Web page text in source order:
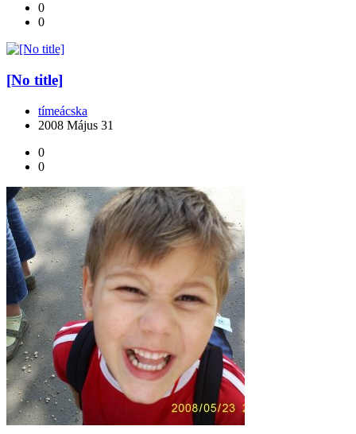
0
0
[No title]
tímeácska
2008 Május 31
0
0